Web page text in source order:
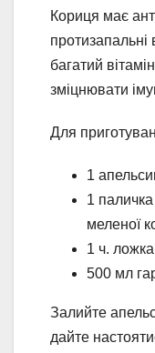
Кориця має
протизапальні
багатий
зміцнювати
Для
1
1
меленої
1 ч.
500 мл
Залийте
дайте